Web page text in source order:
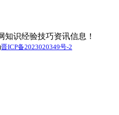
知识经验技巧资讯信息！
晋ICP备2023020349号-2